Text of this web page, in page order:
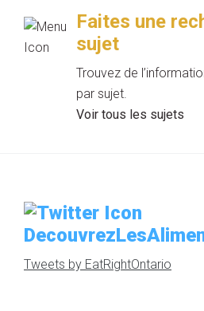
Faites une
sujet
Trouvez de
par sujet.
Voir tous les sujets
Tweets by EatRightOntario